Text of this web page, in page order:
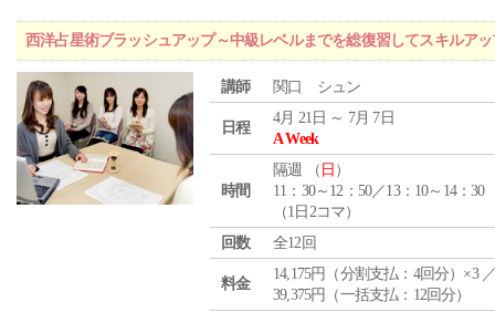
西洋占星術ブラッシュアップ～中級レベルまでを総復習してスキルア
講師 関口 シュン
日程
4月 21日 ～ 7月 7日
A Week
時間
隔週 （ 日 ）
11：30～12：50／13：10～14：30
（1日2コマ）
回数
全12回
料金
14,175円（分割支払：4回分）×3
39,375円（一括支払：12回分）